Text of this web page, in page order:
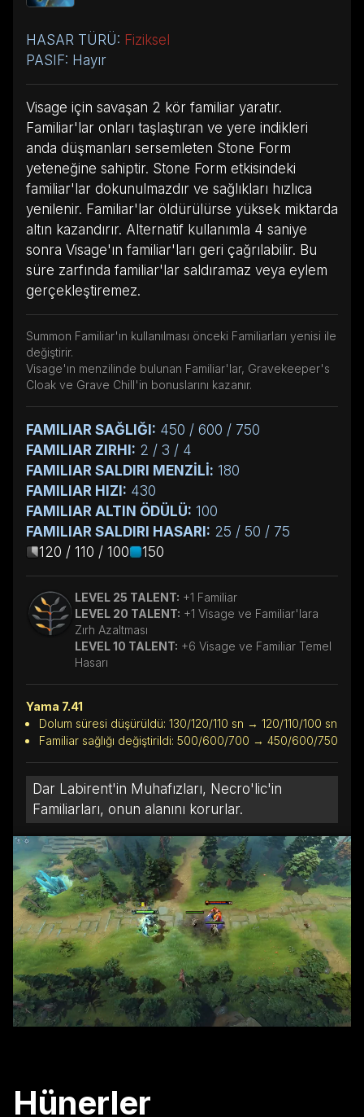
HASAR TÜRÜ: Fiziksel
PASIF: Hayır
Visage için savaşan 2 kör familiar yaratır.
Familiar'lar onları taşlaştıran ve yere indikleri
anda düşmanları sersemleten Stone Form
yeteneğine sahiptir. Stone Form etkisindeki
familiar'lar dokunulmazdır ve sağlıkları hızlıca
yenilenir. Familiar'lar öldürülürse yüksek miktarda
altın kazandırır. Alternatif kullanımla 4 saniye
sonra Visage'ın familiar'ları geri çağrılabilir. Bu
süre zarfında familiar'lar saldıramaz veya eylem
gerçekleştiremez.
Summon Familiar'ın kullanılması önceki Familiarları yenisi ile
değiştirir.
Visage'ın menzilinde bulunan Familiar'lar, Gravekeeper's
Cloak ve Grave Chill'in bonuslarını kazanır.
FAMILIAR SAĞLIĞI: 450 / 600 / 750
FAMILIAR ZIRHI: 2 / 3 / 4
FAMILIAR SALDIRI MENZİLİ: 180
FAMILIAR HIZI: 430
FAMILIAR ALTIN ÖDÜLÜ: 100
FAMILIAR SALDIRI HASARI: 25 / 50 / 75
120 / 110 / 100
150
LEVEL 25 TALENT: +1 Familiar
LEVEL 20 TALENT: +1 Visage ve Familiar'lara
Zırh Azaltması
LEVEL 10 TALENT: +6 Visage ve Familiar Temel
Hasarı
Yama 7.41
Dolum süresi düşürüldü: 130/120/110 sn → 120/110/100 sn
Familiar sağlığı değiştirildi: 500/600/700 → 450/600/750
Dar Labirent'in Muhafızları, Necro'lic'in
Familiarları, onun alanını korurlar.
Hünerler